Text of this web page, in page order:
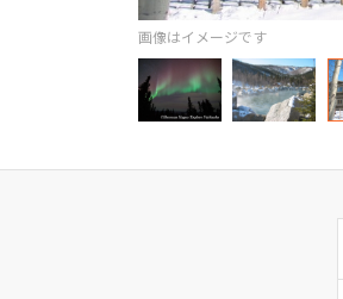
画像はイメージです